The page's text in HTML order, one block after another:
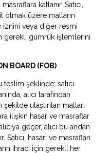
katlanır. Satıcı,
olmak üzere malların
iznini veya diğer resmi
gerekli gümrük işlemlerini
BOARD (FOB)
şeklinde; satıcı
alıcı tarafından
ulaştırılan malları
ilişkin hasar ve masraflar
geçer, alıcı bu andan
hasarı ve masrafları
ihracı için gerekli her